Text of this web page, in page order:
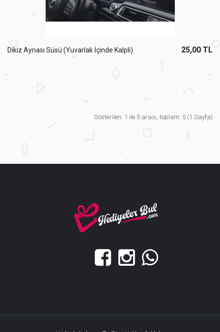
Dikiz Aynası Süsü (Yuvarlak İçinde Kalpli) 25,00 TL
Gösterilen: 1 ile 5 arası, toplam: 5 (1 Sayfa)